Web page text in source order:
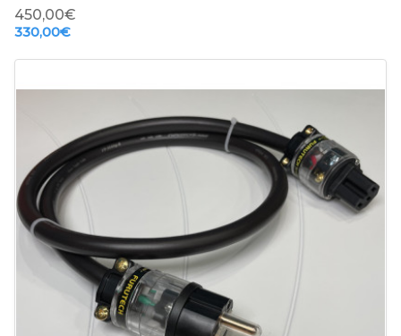
450,00‎€
330,00‎€